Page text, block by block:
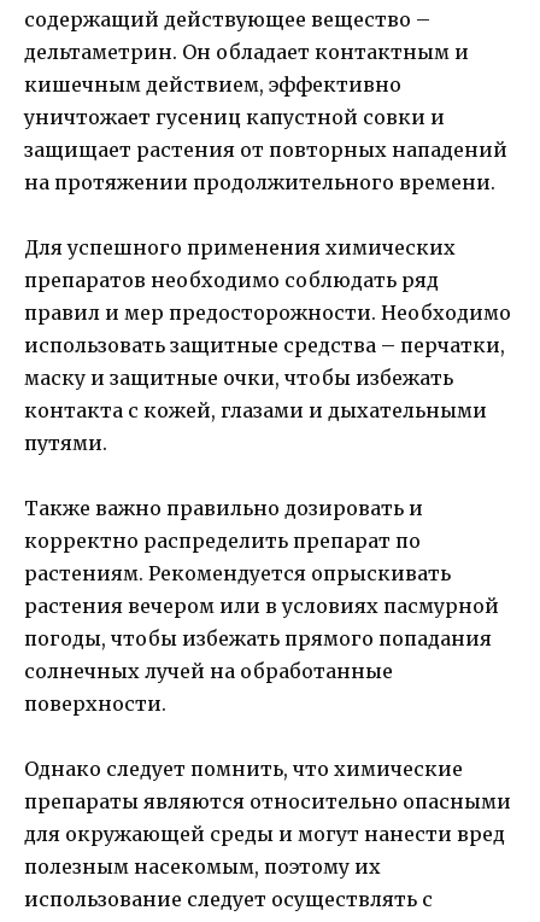
содержащий действующее вещество –
дельтаметрин. Он обладает контактным и
кишечным действием, эффективно
уничтожает гусениц капустной совки и
защищает растения от повторных нападений
на протяжении продолжительного времени.
Для успешного применения химических
препаратов необходимо соблюдать ряд
правил и мер предосторожности. Необходимо
использовать защитные средства – перчатки,
маску и защитные очки, чтобы избежать
контакта с кожей, глазами и дыхательными
путями.
Также важно правильно дозировать и
корректно распределить препарат по
растениям. Рекомендуется опрыскивать
растения вечером или в условиях пасмурной
погоды, чтобы избежать прямого попадания
солнечных лучей на обработанные
поверхности.
Однако следует помнить, что химические
препараты являются относительно опасными
для окружающей среды и могут нанести вред
полезным насекомым, поэтому их
использование следует осуществлять с